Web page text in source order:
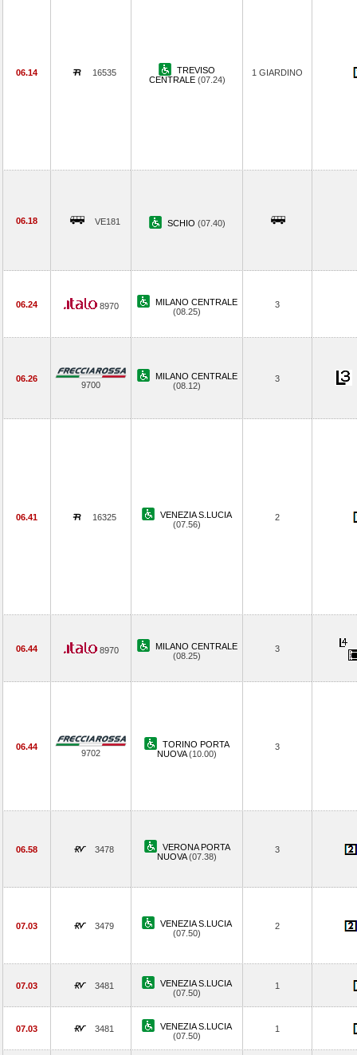
06.14 16535
TREVISO
CENTRALE (07.24)
1 GIARDINO
06.18 VE181 SCHIO (07.40)
06.24 8970
MILANO CENTRALE
(08.25)
3
06.26
9700
MILANO CENTRALE
(08.12)
3
06.41 16325
VENEZIA S.LUCIA
(07.56)
2
06.44 8970
MILANO CENTRALE
(08.25)
3
06.44
9702
TORINO PORTA
NUOVA(10.00)
3
06.58 3478
VERONA PORTA
NUOVA(07.38)
3
07.03 3479
VENEZIA S.LUCIA
(07.50)
2
07.03 3481
VENEZIA S.LUCIA
(07.50)
1
07.03 3481
VENEZIA S.LUCIA
(07.50)
1